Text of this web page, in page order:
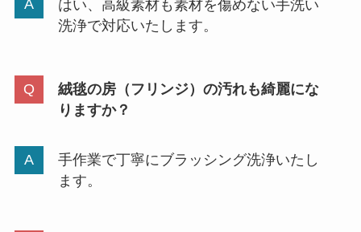
はい、高級素材も素材を傷めない手洗い
洗浄で対応いたします。
絨毯の房（フリンジ）の汚れも綺麗にな
りますか？
手作業で丁寧にブラッシング洗浄いたし
ます。